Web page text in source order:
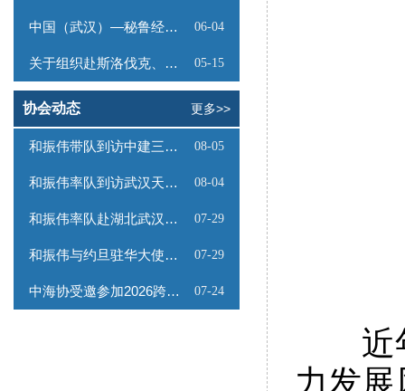
中国（武汉）—秘鲁经贸合作推介会邀请函 06-04
关于组织赴斯洛伐克、奥地利商务考察的函 05-15
协会动态 更多>>
和振伟带队到访中建三局数字工程有限公司 08-05
和振伟率队到访武汉天源集团 08-04
和振伟率队赴湖北武汉调研 07-29
和振伟与约旦驻华大使会谈 07-29
中海协受邀参加2026跨境能源矿产出海专题路演会 07-24
近年
力发